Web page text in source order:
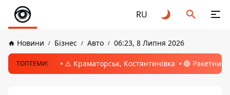
RU
Новини Бізнес Авто 06:23, 8 Липня 2026
ТОПТЕМИ: ⚠️ Краматорськ, Костянтинівка 🔴 Ракетний